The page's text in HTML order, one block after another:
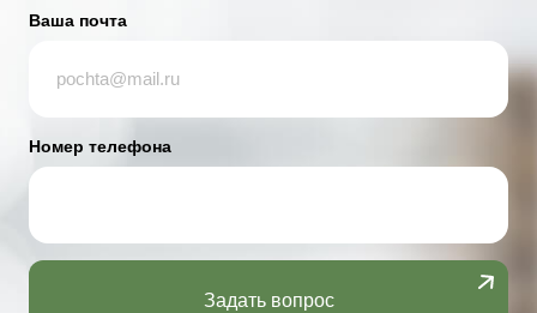
Ваша почта
Номер телефона
Задать вопрос